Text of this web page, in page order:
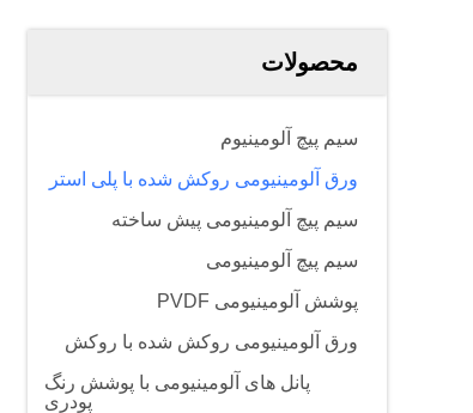
محصولات
سیم پیچ آلومینیوم
ورق آلومینیومی روکش شده با پلی استر
سیم پیچ آلومینیومی پیش ساخته
سیم پیچ آلومینیومی
پوشش آلومینیومی PVDF
ورق آلومینیومی روکش شده با روکش
پانل های آلومینیومی با پوشش رنگ
پودری